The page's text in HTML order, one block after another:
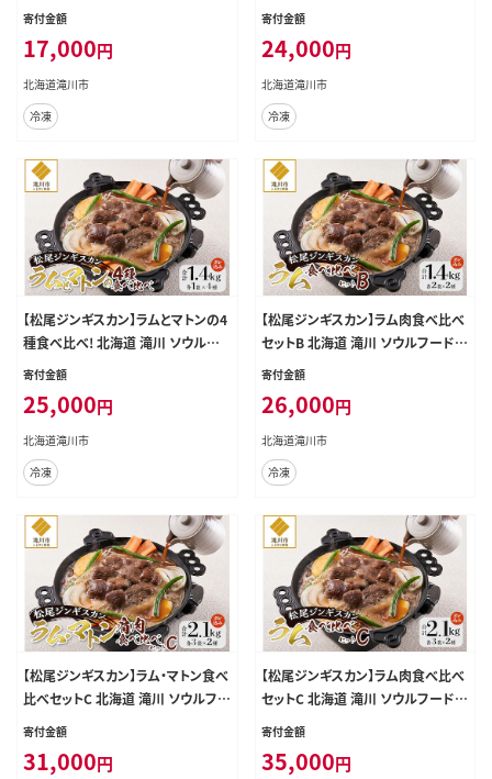
成吉思汗 BBQ 肉 焼き肉 焼肉 バー
ジンギスカン タレ 味付 個包装 冷凍
おすすめ
寄付金額
17,000円
北海道滝川市
冷凍
ド 成吉思汗 BBQ 肉 焼き肉 焼肉 バ
肉 ジンギスカン タレ 味付 個包装 冷
凍 おすすめ
寄付金額
24,000円
北海道滝川市
冷凍
【松尾ジンギスカン】ラムとマトンの4
種食べ比べ! 北海道 滝川 ソウルフ
ード 成吉思汗 BBQ 肉 焼き肉 焼肉
羊肉 ジンギスカン タレ 味付 個包装
冷凍 おすすめ
寄付金額
25,000円
北海道滝川市
冷凍
【松尾ジンギスカン】ラム肉食べ比べ
セットB 北海道 滝川 ソウルフード
成吉思汗 BBQ 肉 焼き肉 焼肉 バー
ジンギスカン タレ 味付 個包装 冷凍
おすすめ
寄付金額
26,000円
北海道滝川市
冷凍
【松尾ジンギスカン】ラム・マトン食べ
比べセットC 北海道 滝川 ソウルフー
ド 成吉思汗 BBQ 肉 焼き肉 焼肉 バ
ーべキュー ラム マトン ラム肉 羊 羊
肉 ジンギスカン タレ 味付 個包装 冷
寄付金額
31,000円
【松尾ジンギスカン】ラム肉食べ比べ
セットC 北海道 滝川 ソウルフード
成吉思汗 BBQ 肉 焼き肉 焼肉 バー
べキュー ラム マトン ラム肉 羊 羊肉
ジンギスカン タレ 味付 個包装 冷凍
寄付金額
35,000円